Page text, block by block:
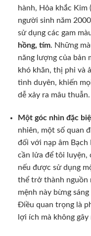
hành, Hỏa khắc Kim
người sinh năm
sử dụng các gam
hồng, tím. Những
năng lượng của bản
khó khăn, thị phi và
tình duyên, khiến
dễ xảy ra mâu thuẫn.
Một góc nhìn đặc
nhiên, một số quan
đối với nạp âm Bạch
cần lửa để tôi luyện,
nếu được sử dụng
thể trở thành nguồn
mệnh này bừng
Điều quan trọng là
lợi ích mà không gây